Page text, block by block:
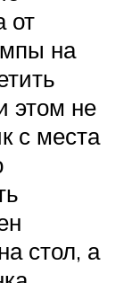
от
на
этом не
с места
стол, а